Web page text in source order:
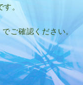
す。
でご確認ください。